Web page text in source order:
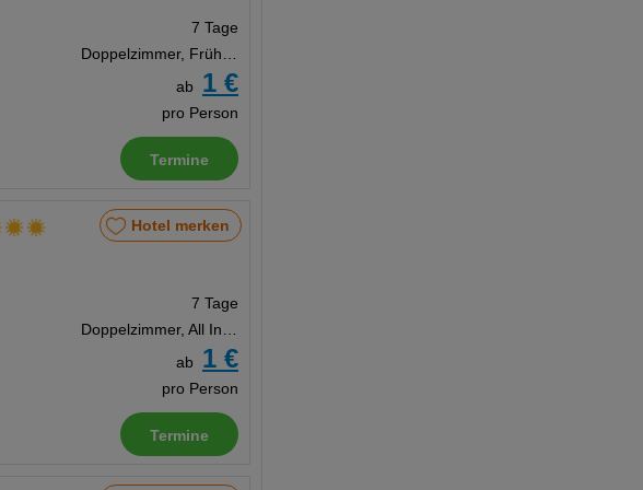
7 Tage
Doppelzimmer, Frühstück
ab
1 €
pro Person
Termine
Hotel merken
7 Tage
Doppelzimmer, All Inclusive
ab
1 €
pro Person
Termine